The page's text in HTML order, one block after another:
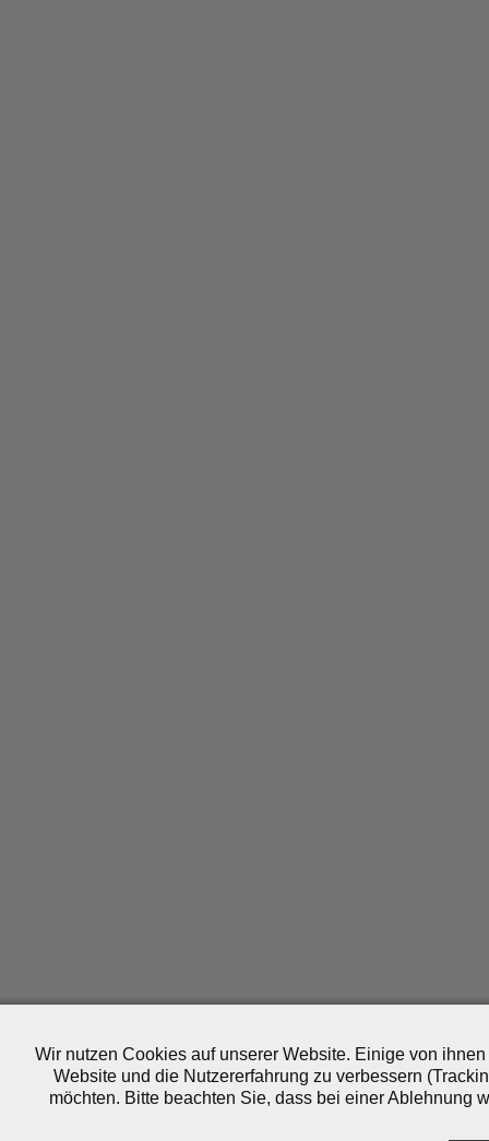
Wir nutzen Cookies auf unserer Website. Einige von
Website und die Nutzererfahrung zu verbessern
möchten. Bitte beachten Sie, dass bei einer Ablehnung